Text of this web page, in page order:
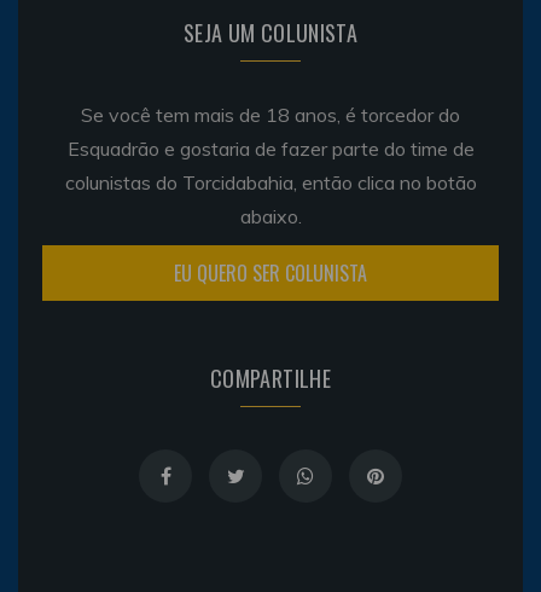
SEJA UM COLUNISTA
Se você tem mais de 18 anos, é torcedor do
Esquadrão e gostaria de fazer parte do time de
colunistas do Torcidabahia, então clica no botão
abaixo.
EU QUERO SER COLUNISTA
COMPARTILHE